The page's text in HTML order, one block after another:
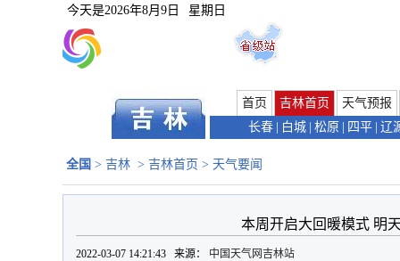
今天是2026年8月9日 星期日
首页 吉林首页
天气预报
长春
白城 松原 四平 辽
全国 > 吉林 > 吉林首页 > 天气要闻
本周开启大回暖模式 明
2022-03-07 14:21:43 来源： 中国天气网吉林站